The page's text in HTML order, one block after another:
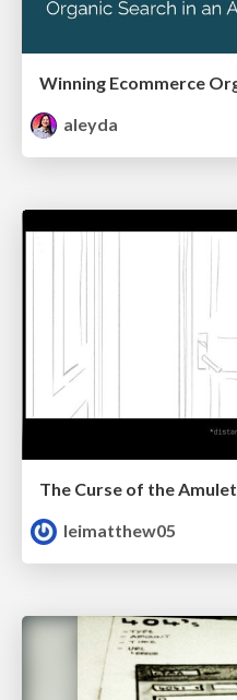
aleyda
The Curse of the Amulet
leimatthew05